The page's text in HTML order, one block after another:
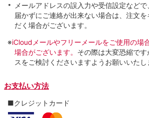
メールアドレスの誤入力や受信設定など
届かずにご連絡が出来ない場合は、注文
だく場合がございます。
※iCloudメールやフリーメールをご使用の場
場合がございます。 その際は大変恐縮で
スをご検討くださいますようお願いいたし
お支払い方法
■クレジットカード